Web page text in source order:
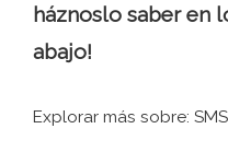
háznoslo saber en
abajo!
Explorar más sobre: